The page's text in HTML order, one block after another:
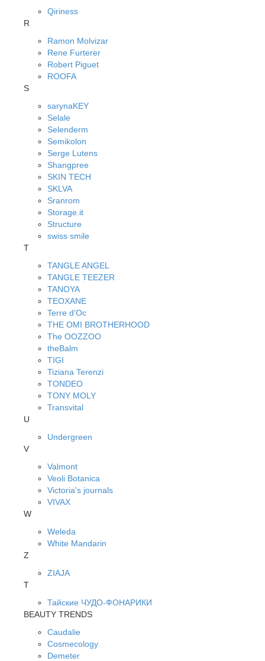
Qiriness
R
Ramon Molvizar
Rene Furterer
Robert Piguet
ROOFA
S
sarynaKEY
Selale
Selenderm
Semikolon
Serge Lutens
Shangpree
SKIN TECH
SKLVA
Sranrom
Storage.it
Structure
swiss smile
T
TANGLE ANGEL
TANGLE TEEZER
TANOYA
TEOXANE
Terre d'Oc
THE OMI BROTHERHOOD
The OOZZOO
theBalm
TIGI
Tiziana Terenzi
TONDEO
TONY MOLY
Transvital
U
Undergreen
V
Valmont
Veoli Botanica
Victoria's journals
VIVAX
W
Weleda
White Mandarin
Z
ZIAJA
Т
Тайские ЧУДО-ФОНАРИКИ
BEAUTY TRENDS
Caudalie
Cosmecology
Demeter